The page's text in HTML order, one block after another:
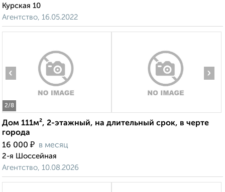
Курская 10
Агентство, 16.05.2022
2/8
‹ ›
Дом 111м², 2-этажный, на длительный срок, в черте
города
16 000 ₽ в месяц
2-я Шоссейная
Агентство, 10.08.2026